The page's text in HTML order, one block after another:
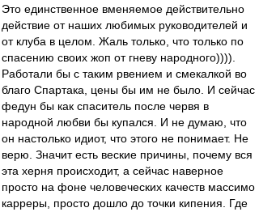
Это единственное вменяемое действительно
действие от наших любимых руководителей и
от клуба в целом. Жаль только, что только по
спасению своих жоп от гневу народного)))).
Работали бы с таким рвением и смекалкой во
благо Спартака, цены бы им не было. И сейчас
федун бы как спаситель после червя в
народной любви бы купался. И не думаю, что
он настолько идиот, что этого не понимает. Не
верю. Значит есть веские причины, почему вся
эта херня происходит, а сейчас наверное
просто на фоне человеческих качеств массимо
карреры, просто дошло до точки кипения. Где